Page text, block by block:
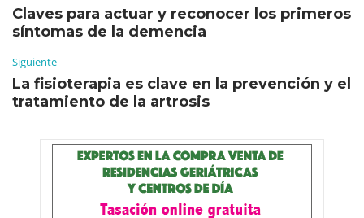
Claves para actuar y reconocer los primeros
síntomas de la demencia
Siguiente
La fisioterapia es clave en la prevención y el
tratamiento de la artrosis